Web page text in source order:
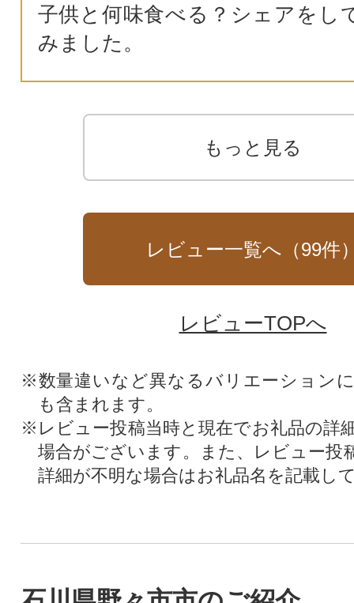
子供と何味食べる？シェアを
みました。
もっと見る
レビュー一覧へ（99件
レビューTOPへ
※数量違いなど異なるバリエーション
も含まれます。
※レビュー投稿当時と現在でお礼品の詳
場合がございます。また、レビュー投
詳細が不明な場合はお礼品名を記載し